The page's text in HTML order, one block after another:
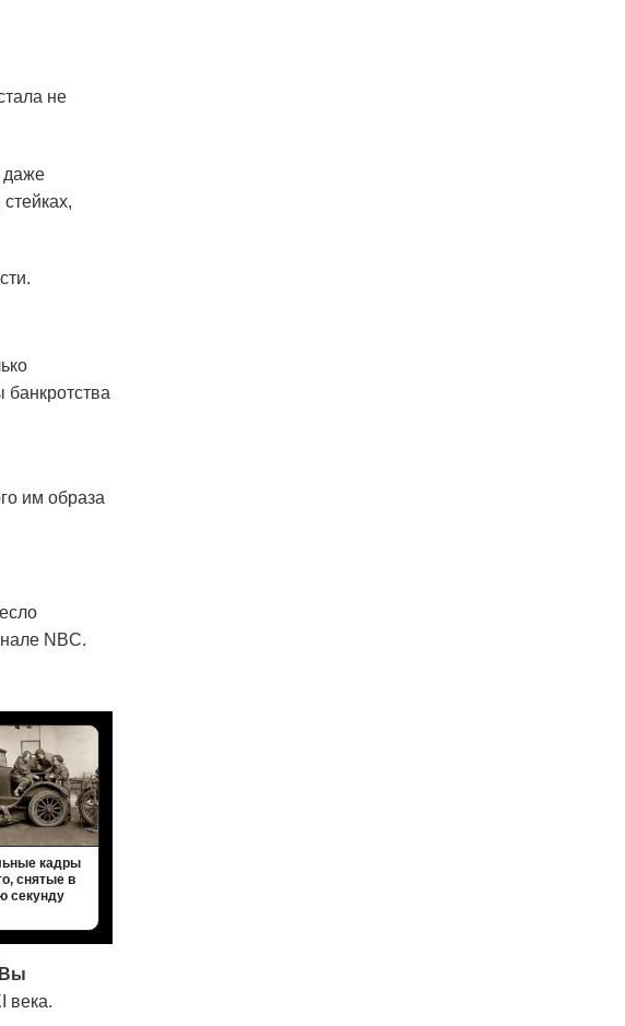
не
даже
банкротства
им образа
NBC.
кадры
снятые в
секунду
века.